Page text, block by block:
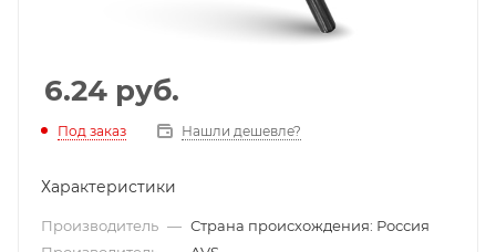
6.24 руб.
Под заказ Нашли дешевле?
Характеристики
Производитель — Страна происхождения: Россия